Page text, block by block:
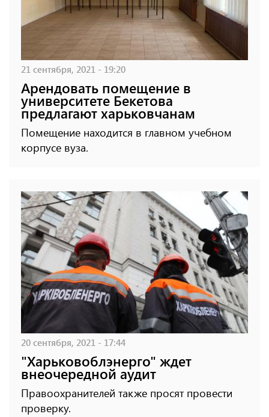
21 сентября, 2021 - 19:20
Арендовать помещение в
университете Бекетова
предлагают харьковчанам
Помещение находится в главном учебном
корпусе вуза.
20 сентября, 2021 - 17:44
"Харьковоблэнерго" ждет
внеочередной аудит
Правоохранителей также просят провести
проверку.